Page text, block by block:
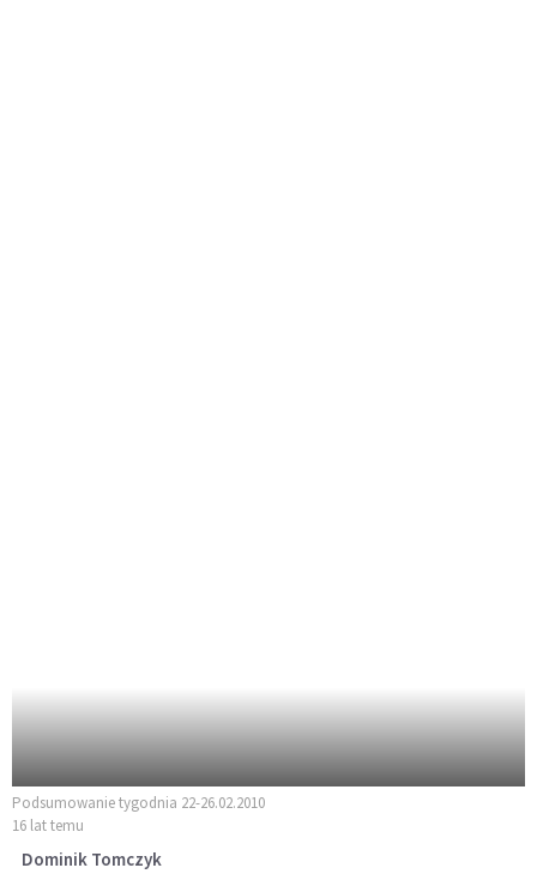
Podsumowanie tygodnia 22-26.02.2010
16 lat temu
Dominik Tomczyk